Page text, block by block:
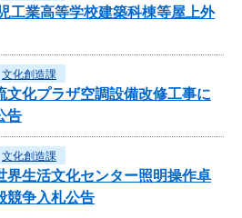
工業高等学校建築科棟等屋上外
文化創造課
文化プラザ空調設備改修工事に
告
文化創造課
界生活文化センター照明操作卓
競争入札公告